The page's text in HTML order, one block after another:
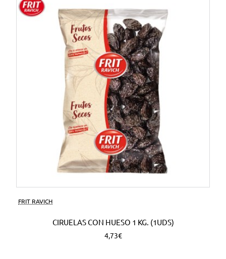
FRIT RAVICH
CIRUELAS CON HUESO 1 KG. (1UDS)
4,73€